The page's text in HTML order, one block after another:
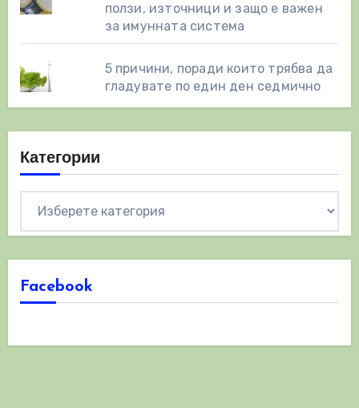
ползи, източници и защо е важен
за имунната система
5 причини, поради които трябва да
гладувате по един ден седмично
Категории
Facebook